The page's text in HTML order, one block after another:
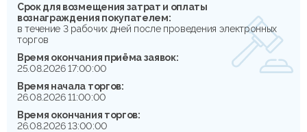
Срок для возмещения затрат и оплаты
вознаграждения покупателем:
в течение 3 рабочих дней после проведения электронных
торгов
Время окончания приёма заявок:
25.08.2026 17:00:00
Время начала торгов:
26.08.2026 11:00:00
Время окончания торгов:
26.08.2026 13:00:00